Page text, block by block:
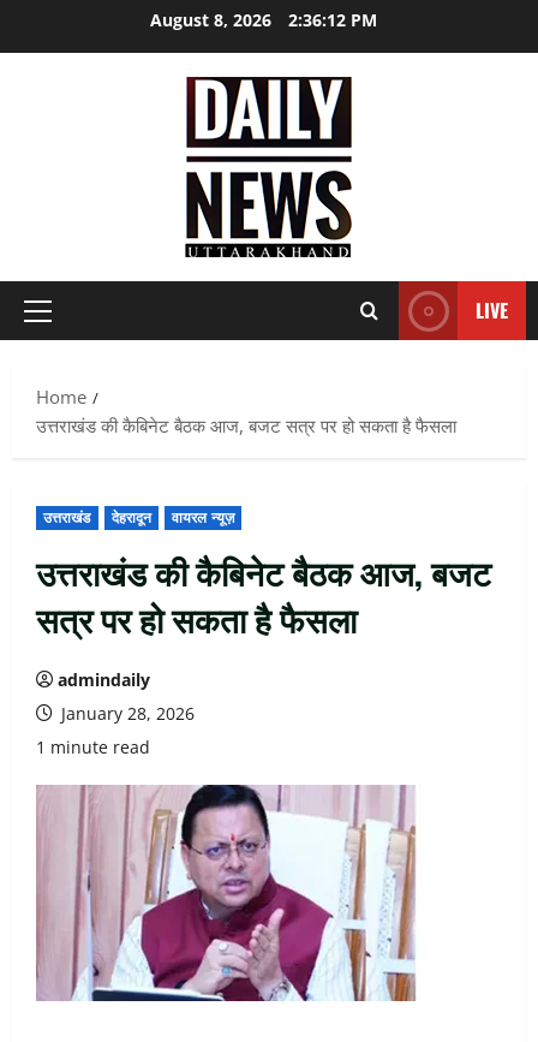
August 8, 2026 2:36:14 PM
Primary
LIVE
Home
उत्तराखंड की कैबिनेट बैठक आज, बजट सत्र पर हो सकता है फैसला
उत्तराखंड देहरादून वायरल न्यूज़
उत्तराखंड की कैबिनेट बैठक आज, बजट
सत्र पर हो सकता है फैसला
admindaily
January 28, 2026
1 minute read